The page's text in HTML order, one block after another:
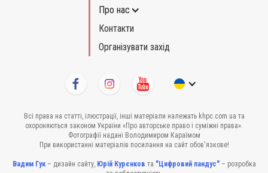
Про нас
Контакти
Організувати захід
Всі права на статті, ілюстрації, інші матеріали належать khpc.com.ua та
охороняються законом України «Про авторське право і суміжні права».
Фотографії надані Володимиром Караїмом
При використанні матеріалів посилання на сайт обов'язкове!
Вадим Гук– дизайн сайту, Юрій Курєнков та "Цифровий пандус"– розробка